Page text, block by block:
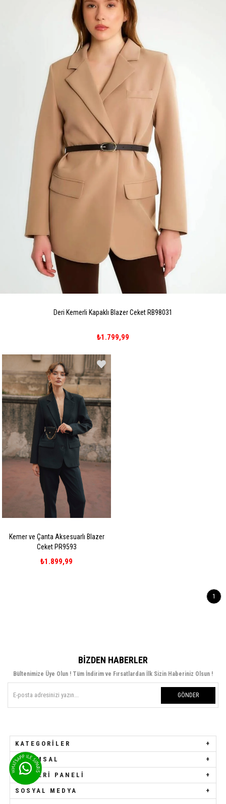
Deri Kemerli Kapaklı Blazer Ceket RB98031
₺1.799,99
Kemer ve Çanta Aksesuarlı Blazer
Ceket PR9593
₺1.899,99
1
BIZDEN HABERLER
Bültenimize Üye Olun ! Tüm İndirim ve Fırsatlardan İlk Sizin Haberiniz Olsun !
GÖNDER
KATEGORILER
KURUMSAL
MÜŞTERI PANELI
SOSYAL MEDYA